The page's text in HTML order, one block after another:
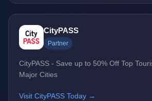
CityPASS
Partner
CityPASS - Save up to 50% Off Top
Major Cities
Visit CityPASS Today →